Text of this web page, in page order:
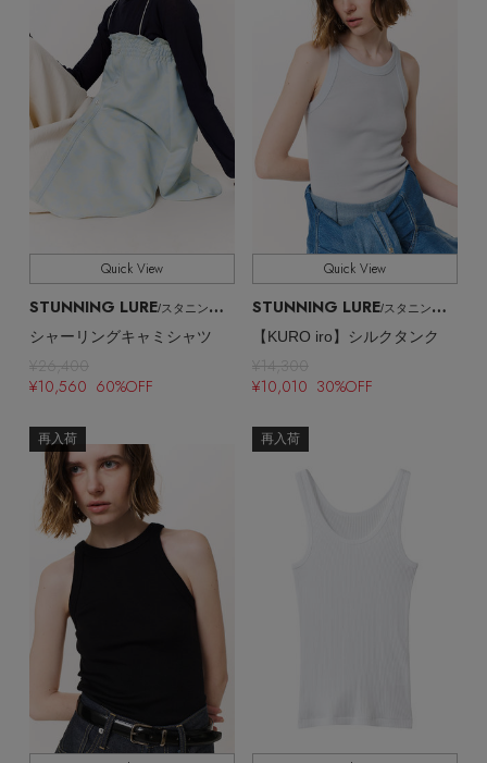
ELLE SHOP 公式アプリ
Quick View
STUNNING LURE/スタニングルアー
シャーリングキャミシャツ
¥26,400
¥10,560 60%OFF
Quick View
STUNNING LURE/スタニングルアー
【KURO iro】シルクタンク
¥14,300
¥10,010 30%OFF
再入荷 再入荷